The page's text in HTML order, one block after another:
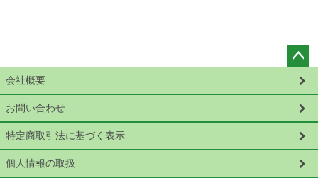
ペー
ップ
へ
会社概要
お問い合わせ
特定商取引法に基づく表示
個人情報の取扱